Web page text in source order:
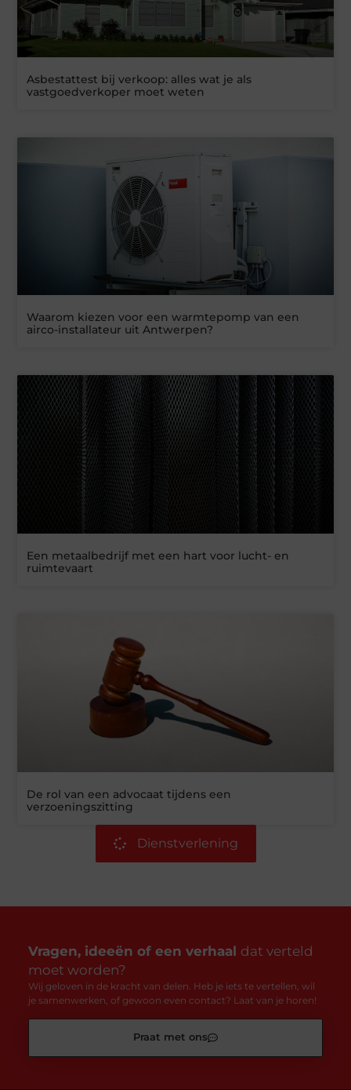
Asbestattest bij verkoop: alles wat je als
vastgoedverkoper moet weten
Waarom kiezen voor een warmtepomp van een
airco-installateur uit Antwerpen?
Een metaalbedrijf met een hart voor lucht- en
ruimtevaart
De rol van een advocaat tijdens een
verzoeningszitting
Dienstverlening
Vragen, ideeën of een verhaal dat verteld
moet worden?
Wij geloven in de kracht van delen. Heb je iets te vertellen, wil
je samenwerken, of gewoon even contact? Laat van je horen!
Praat met ons